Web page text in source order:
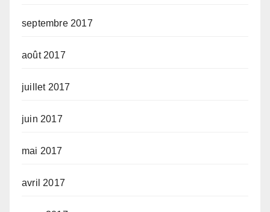
septembre 2017
août 2017
juillet 2017
juin 2017
mai 2017
avril 2017